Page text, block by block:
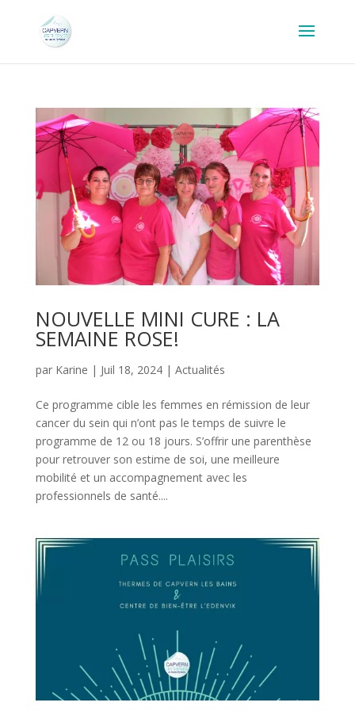
NOUVELLE MINI CURE : LA
SEMAINE ROSE!
par Karine | Juil 18, 2024| Actualités
Ce programme cible les femmes en rémission de leur
cancer du sein qui n’ont pas le temps de suivre le
programme de 12 ou 18 jours. S’offrir une parenthèse
pour retrouver son estime de soi, une meilleure
mobilité et un accompagnement avec les
professionnels de santé....